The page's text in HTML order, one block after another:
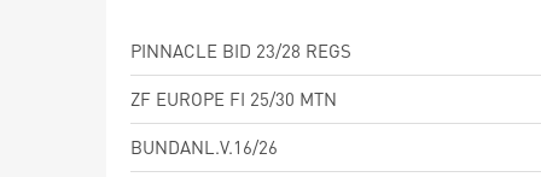
PINNACLE BID 23/28 REGS
ZF EUROPE FI 25/30 MTN
BUNDANL.V.16/26